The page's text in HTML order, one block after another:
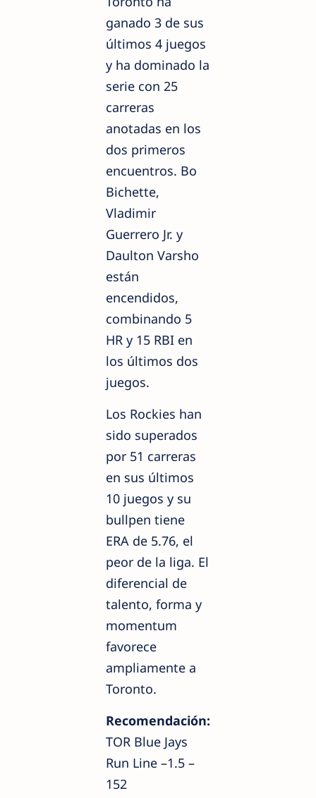
ganado 3 de sus
últimos 4 juegos
y ha dominado la
serie con 25
carreras
anotadas en los
dos primeros
encuentros. Bo
Bichette,
Vladimir
Guerrero Jr. y
Daulton Varsho
están
encendidos,
combinando 5
HR y 15 RBI en
los últimos dos
juegos.
Los Rockies han
sido superados
por 51 carreras
en sus últimos
10 juegos y su
bullpen tiene
ERA de 5.76, el
peor de la liga. El
diferencial de
talento, forma y
momentum
favorece
ampliamente a
Toronto.
Recomendación:
TOR Blue Jays
Run Line –1.5 –
152